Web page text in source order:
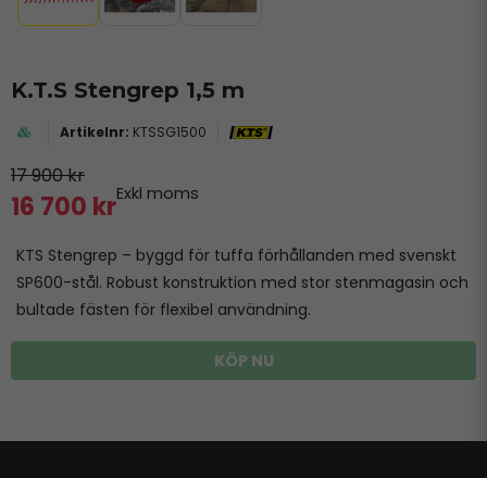
K.T.S Stengrep 1,5 m
KTSSG1500
17 900 kr
16 700 krExkl moms
KTS Stengrep – byggd för tuffa förhållanden med svenskt
SP600-stål. Robust konstruktion med stor stenmagasin och
bultade fästen för flexibel användning.
KÖP NU